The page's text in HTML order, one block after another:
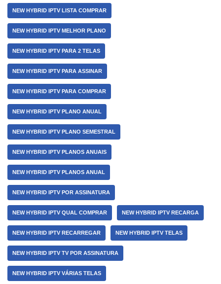
NEW HYBRID IPTV LISTA COMPRAR
NEW HYBRID IPTV MELHOR PLANO
NEW HYBRID IPTV PARA 2 TELAS
NEW HYBRID IPTV PARA ASSINAR
NEW HYBRID IPTV PARA COMPRAR
NEW HYBRID IPTV PLANO ANUAL
NEW HYBRID IPTV PLANO SEMESTRAL
NEW HYBRID IPTV PLANOS ANUAIS
NEW HYBRID IPTV PLANOS ANUAL
NEW HYBRID IPTV POR ASSINATURA
NEW HYBRID IPTV QUAL COMPRAR NEW HYBRID IPTV RECARGA
NEW HYBRID IPTV RECARREGAR NEW HYBRID IPTV TELAS
NEW HYBRID IPTV TV POR ASSINATURA
NEW HYBRID IPTV VÁRIAS TELAS